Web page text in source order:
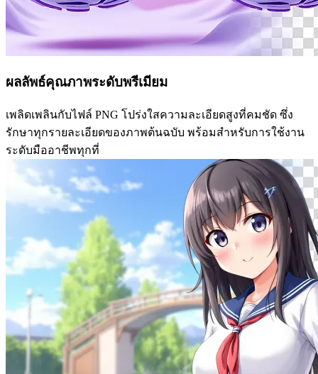
ผลลัพธ์คุณภาพระดับพรีเมียม
เพลิดเพลินกับไฟล์ PNG โปร่งใสความละเอียดสูงที่คมชัด ซึ่ง
รักษาทุกรายละเอียดของภาพต้นฉบับ พร้อมสำหรับการใช้งาน
ระดับมืออาชีพทุกที่